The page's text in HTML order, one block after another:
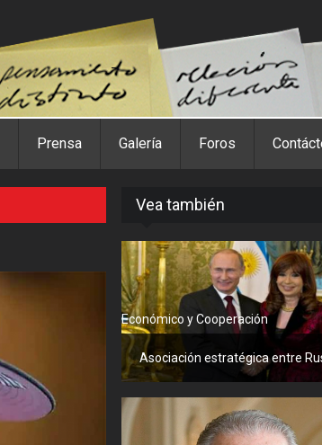
Prensa Galería Foros
Vea también
Económico y Cooperación
Asociación estratégica entre